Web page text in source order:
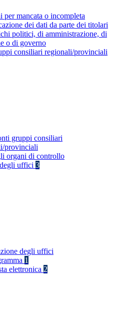
per mancata o incompleta
dei dati da parte dei titolari
politici, di amministrazione, di
o di governo
consiliari regionali/provinciali
gruppi consiliari
provinciali
organi di controllo
uffici 3
degli uffici
1
elettronica 2